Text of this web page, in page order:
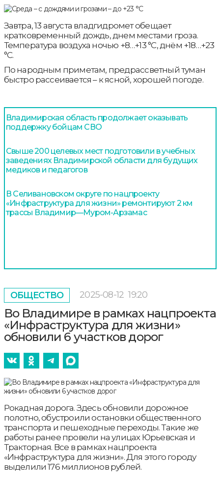
Завтра, 13 августа владгидромет обещает
кратковременный дождь, днем местами гроза.
Температура воздуха ночью +8…+13 °С, днём +18…+23
°С.
По народным приметам, предрассветный туман
быстро рассеивается – к ясной, хорошей погоде.
Владимирская область продолжает оказывать
поддержку бойцам СВО
Свыше 200 целевых мест подготовили в учебных
заведениях Владимирской области для будущих
медиков и педагогов
В Селивановском округе по нацпроекту
«Инфраструктура для жизни» ремонтируют 2 км
трассы Владимир—Муром-Арзамас
ОБЩЕСТВО 2025-08-12 19:20
Во Владимире в рамках нацпроекта
«Инфраструктура для жизни»
обновили 6 участков дорог
Рокадная дорога. Здесь обновили дорожное
полотно, обустроили остановки общественного
транспорта и пешеходные переходы. Такие же
работы ранее провели на улицах Юрьевская и
Тракторная. Все в рамках нацпроекта
«Инфраструктура для жизни». Для этого городу
выделили 176 миллионов рублей.